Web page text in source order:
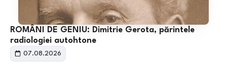
ROMÂNI DE GENIU: Dimitrie Gerota, părintele
radiologiei autohtone
07.08.2026